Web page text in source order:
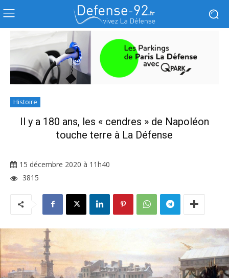
Histoire
Il y a 180 ans, les « cendres » de Napoléon
touche terre à La Défense
15 décembre 2020 à 11h40
3815